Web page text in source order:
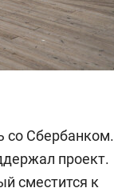
со Сбербанком.
проект.
сместится к